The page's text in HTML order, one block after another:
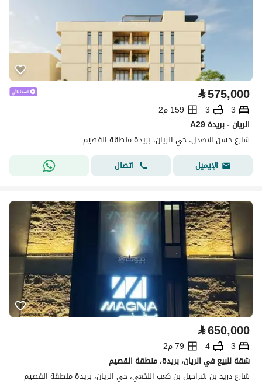
⃁575,000
3
3
159 م2
A29 الريان - بريدة
شارع حسن الاهدل، حي الريان، بريدة منطقة القصيم
الإيميل
اتصال
⃁650,000
3
4
79 م2
شقة للبيع في الريان، بريدة، منطقة القصيم
شارع دريد بن شراحيل بن كعب النخعي، حي الريان، بريدة منطقة القصيم